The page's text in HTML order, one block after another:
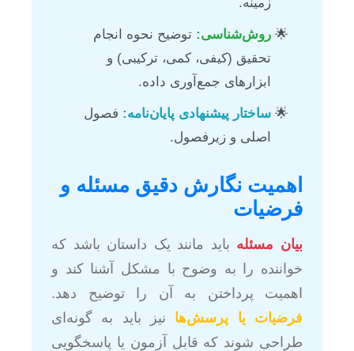
روش‌شناسی: توضیح نحوه انجام
تحقیق (کیفی، کمی، ترکیبی) و
ابزارهای جمع‌آوری داده.
ساختار پیشنهادی پایان‌نامه: فصول
اصلی و زیرفصول.
اهمیت نگارش دقیق مسئله و
فرضیات
بیان مسئله باید مانند یک داستان باشد که
خواننده را به وضوح با مشکل آشنا کند و
اهمیت پرداختن به آن را توضیح دهد.
فرضیات یا پرسش‌ها نیز باید به گونه‌ای
طراحی شوند که قابل آزمون یا پاسخگویی